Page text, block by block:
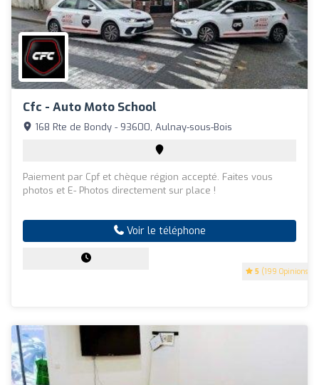
Cfc - Auto Moto School
5 (199 Opinions)
168 Rte de Bondy - 93600, Aulnay-sous-Bois
Paiement par Cpf et chèque région accepté. Faites vous
photos et E- Photos directement sur place !
Voir le téléphone